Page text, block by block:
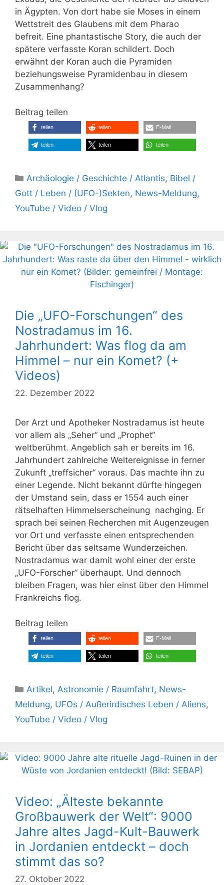
in Ägypten. Von dort habe sie Moses in einem
Wettstreit des Glaubens mit dem Pharao
befreit. Eine phantastische Story, die auch der
spätere verfasste Koran schildert. Doch
erwähnt der Koran auch die Pyramiden
beziehungsweise Pyramidenbau in diesem
Zusammenhang?
Beitrag teilen
teilen teilen E-Mail
teilen teilen teilen
Kategorien
Archäologie / Geschichte / Atlantis, Bibel /
Gott / Leben / (UFO-)Sekten, News-Meldung,
YouTube / Video / Vlog
Die „UFO-Forschungen“ des
Nostradamus im 16.
Jahrhundert: Was flog da am
Himmel – nur ein Komet? (+
Videos)
22. Dezember 2022
Der Arzt und Apotheker Nostradamus ist heute
vor allem als „Seher“ und „Prophet“
weltberühmt. Angeblich sah er bereits im 16.
Jahrhundert zahlreiche Weltereignisse in ferner
Zukunft „treffsicher“ voraus. Das machte ihn zu
einer Legende. Nicht bekannt dürfte hingegen
der Umstand sein, dass er 1554 auch einer
rätselhaften Himmelserscheinung nachging. Er
sprach bei seinen Recherchen mit Augenzeugen
vor Ort und verfasste einen entsprechenden
Bericht über das seltsame Wunderzeichen.
Nostradamus war damit wohl einer der erste
„UFO-Forscher“ überhaupt. Und dennoch
bleiben Fragen, was hier einst über den Himmel
Frankreichs flog.
Beitrag teilen
teilen teilen E-Mail
teilen teilen teilen
Kategorien
Artikel, Astronomie / Raumfahrt, News-
Meldung, UFOs / Außerirdisches Leben / Aliens,
YouTube / Video / Vlog
Video: „Älteste bekannte
Großbauwerk der Welt“: 9000
Jahre altes Jagd-Kult-Bauwerk
in Jordanien entdeckt – doch
stimmt das so?
27. Oktober 2022